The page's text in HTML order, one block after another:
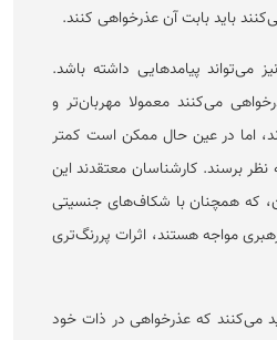
باید بابت آن عذرخواهی کنند.
می‌تواند پیامد‌هایی داشته باشد.
می‌کنند معمولا مهربان‌تر و
اما در عین حال ممکن است کمتر
نظر برسند. کارشناسان معتقدند این
که همچنان با شکاف‌های جنسیتی
مواجه هستند، اثرات پررنگ‌تری
می‌کنند که عذرخواهی در ذات خود